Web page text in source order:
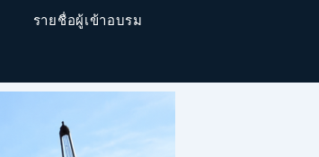
รายชื่อผู้เข้าอบรม